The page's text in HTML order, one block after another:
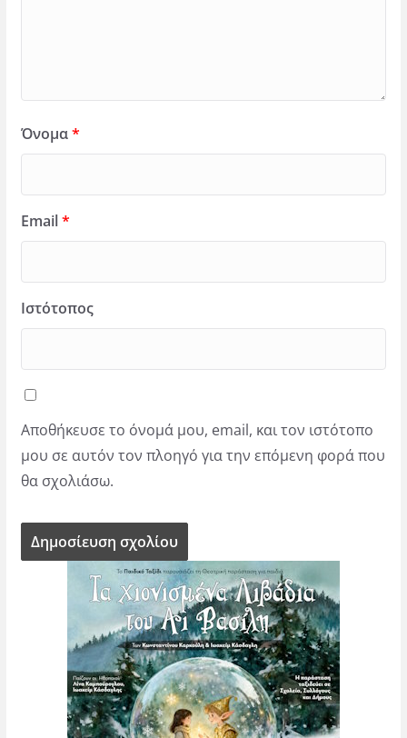
Όνομα*
Email*
Ιστότοπος
Αποθήκευσε το όνομά μου, email, και τον ιστότοπο
μου σε αυτόν τον πλοηγό για την επόμενη φορά που
θα σχολιάσω.